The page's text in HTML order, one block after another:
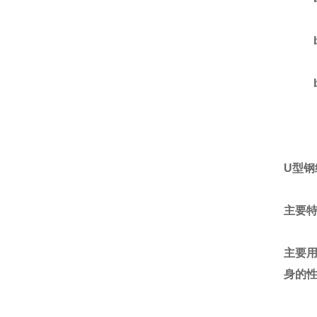
U型
主要
主要
身的